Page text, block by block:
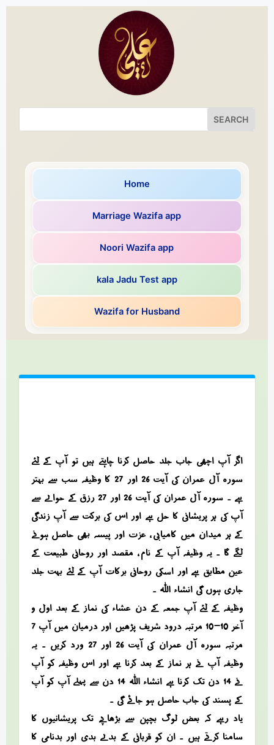
Home
Marriage Wazifa app
Noori Wazifa app
kala Jadu Test app
Wazifa for Husband
اگر آپ اچھی جاب جلد حاصل کرنا چاہتے ہیں تو آپ کے لئے
سورہ آل عمران کی آیت 26 اور 27 کا وظیفہ سب سے بہتر
ہے ۔ سورہ آل عمران کی آیت 26 اور 27 رزق کے حوالے سے
آپ کی ہر پریشانی کا حل ہے اور اس کی برکت سے آپ زندگی
کے ہر میدان میں کامیابی ، عزت اور پیسہ بھی حاصل ہونے
لگے گا ۔ یہ وظیفہ آپ کے نام ، مقصد اور روحانی طبیعت کے
عین مطابق ہے اور اسکی روحانی برکات آپ کے لئے بہت جلد
جاری ہوں گی انشاء اللہ ۔
وظیفہ کے لئے آپ جمعہ کے دن عشاء کی نماز کے بعد اول و
آخر 10-10 مرتبہ درود شریف پڑھیں اور درمیان میں آپ 7
مرتبہ سورہ آل عمران کی آیت 26 اور 27 ورد کریں ۔ یہ
وظیفہ آپ نے ہر نماز کے بعد کرنا ہے اور اس وظیفہ کو آپ
نے 14 دن تک کرنا ہے انشاء اللہ 14 دن سے پہلے آپ کو آپ
کے پسند کی جاب حاصل ہو جائے گی ۔
یاد رہے کہ بعض لوگ بچپن سے بڑھاپے تک پریشانیوں کا
سامنا کرتے ہیں ۔ ان کو قربانی کے بدلے بدی اور بدنامی کا